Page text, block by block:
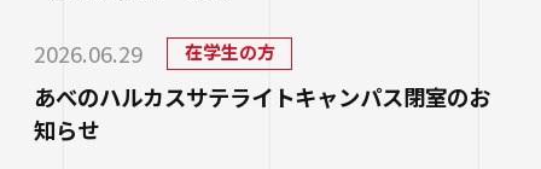
交通アクセス
キャンパスマップ・施設紹介
短期大学部
性の多様性についての基本方針
ハラスメントに関する相談
進路状況
卒業生及び就職先アンケートについて
学内研究費
研究倫理審査
奨学金
四天王寺大学同窓会
ハルカス大学
学生ポータルサイト
各種証明書の申請
2026.06.29 在学生の方
あべのハルカスサテライトキャンパス閉室のお
知らせ